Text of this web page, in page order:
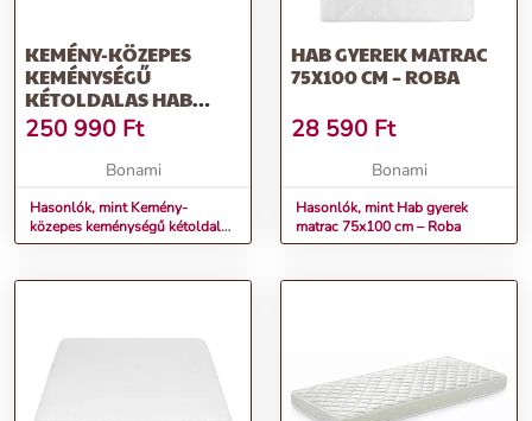
KEMÉNY-KÖZEPES
KEMÉNYSÉGŰ
KÉTOLDALAS HAB
MATRAC 180X200 CM
CASHMERE PREMIER –
250 990 Ft
Bonami
Hasonlók, mint Kemény-
közepes keménységű kétoldalas
hab matrac 180x200 cm
HAB GYEREK MATRAC
75X100 CM – ROBA
28 590 Ft
Bonami
Hasonlók, mint Hab gyerek
matrac 75x100 cm – Roba